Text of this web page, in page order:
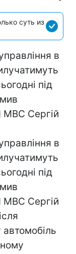
суть из
в
під
МВС Сергій
в
під
МВС Сергій